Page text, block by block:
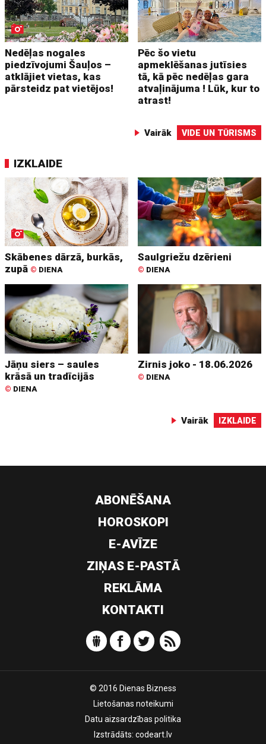
Nedēļas nogales
piedzīvojumi Šauļos –
atklājiet vietas, kas
pārsteidz pat vietējos!
Pēc šo vietu
apmeklēšanas jutīsies
tā, kā pēc nedēļas gara
atvaļinājuma ! Lūk, kur to
atrast!
Vairāk VIDE UN TŪRISMS
IZKLAIDE
Skābenes dārzā, burkās,
zupā © DIENA
Saulgriežu dzērieni
© DIENA
Jāņu siers – saules
krāsā un tradīcijās
© DIENA
Zirnis joko - 18.06.2026
© DIENA
Vairāk IZKLAIDE
ABONĒŠANA
HOROSKOPI
E-AVĪZE
ZIŅAS E-PASTĀ
REKLĀMA
KONTAKTI
© 2016 Dienas Bizness
Lietošanas noteikumi
Datu aizsardzības politika
Izstrādāts: codeart.lv